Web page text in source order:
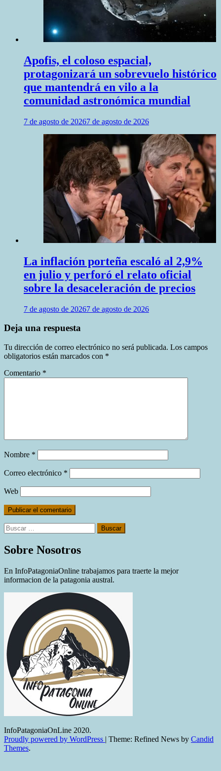
Apofis, el coloso espacial,
protagonizará un sobrevuelo histórico
que mantendrá en vilo a la
comunidad astronómica mundial
7 de agosto de 20267 de agosto de 2026
La inflación porteña escaló al 2,9%
en julio y perforó el relato oficial
sobre la desaceleración de precios
7 de agosto de 20267 de agosto de 2026
Deja una respuesta
Tu dirección de correo electrónico no será publicada. Los campos
obligatorios están marcados con *
Comentario *
Nombre *
Correo electrónico *
Web
Buscar:
Sobre Nosotros
En InfoPatagoniaOnline trabajamos para traerte la mejor
informacion de la patagonia austral.
InfoPatagoniaOnLine 2020.
Proudly powered by WordPress | Theme: Refined News by Candid
Themes.